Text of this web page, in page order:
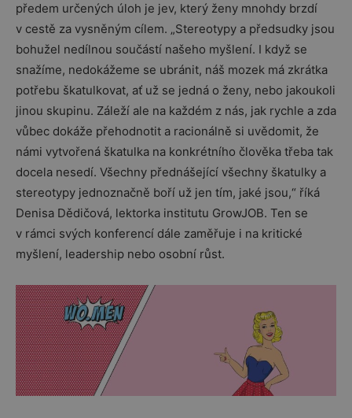
předem určených úloh je jev, který ženy mnohdy brzdí
v cestě za vysněným cílem. „Stereotypy a předsudky jsou
bohužel nedílnou součástí našeho myšlení. I když se
snažíme, nedokážeme se ubránit, náš mozek má zkrátka
potřebu škatulkovat, ať už se jedná o ženy, nebo jakoukoli
jinou skupinu. Záleží ale na každém z nás, jak rychle a zda
vůbec dokáže přehodnotit a racionálně si uvědomit, že
námi vytvořená škatulka na konkrétního člověka třeba tak
docela nesedí. Všechny přednášející všechny škatulky a
stereotypy jednoznačně boří už jen tím, jaké jsou,“ říká
Denisa Dědičová, lektorka institutu GrowJOB. Ten se
v rámci svých konferencí dále zaměřuje i na kritické
myšlení, leadership nebo osobní růst.